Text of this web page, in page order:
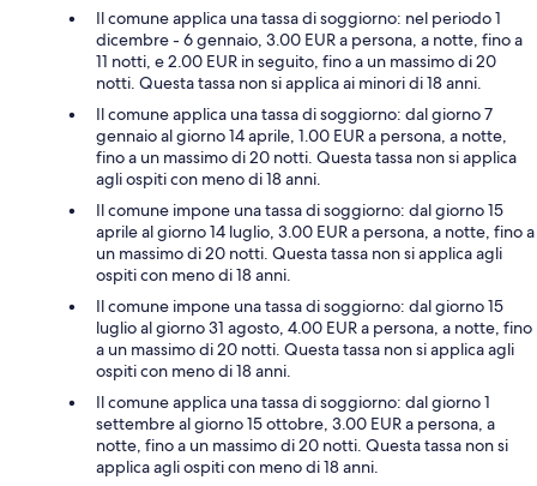
Il comune applica una tassa di soggiorno: nel periodo 1
dicembre - 6 gennaio, 3.00 EUR a persona, a notte, fino a
11 notti, e 2.00 EUR in seguito, fino a un massimo di 20
notti. Questa tassa non si applica ai minori di 18 anni.
Il comune applica una tassa di soggiorno: dal giorno 7
gennaio al giorno 14 aprile, 1.00 EUR a persona, a notte,
fino a un massimo di 20 notti. Questa tassa non si applica
agli ospiti con meno di 18 anni.
Il comune impone una tassa di soggiorno: dal giorno 15
aprile al giorno 14 luglio, 3.00 EUR a persona, a notte, fino a
un massimo di 20 notti. Questa tassa non si applica agli
ospiti con meno di 18 anni.
Il comune impone una tassa di soggiorno: dal giorno 15
luglio al giorno 31 agosto, 4.00 EUR a persona, a notte, fino
a un massimo di 20 notti. Questa tassa non si applica agli
ospiti con meno di 18 anni.
Il comune applica una tassa di soggiorno: dal giorno 1
settembre al giorno 15 ottobre, 3.00 EUR a persona, a
notte, fino a un massimo di 20 notti. Questa tassa non si
applica agli ospiti con meno di 18 anni.